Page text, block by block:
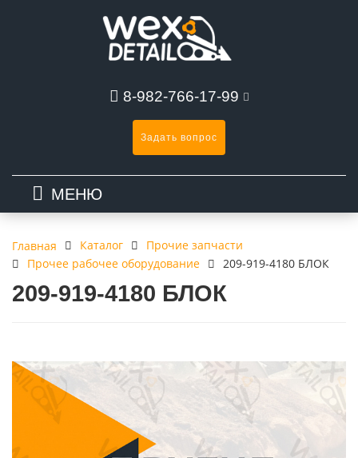
8-982-766-17-99
Задать вопрос
МЕНЮ
Главная Каталог
Прочие запчасти
Прочее рабочее оборудование
209-919-4180 БЛОК
209-919-4180 БЛОК